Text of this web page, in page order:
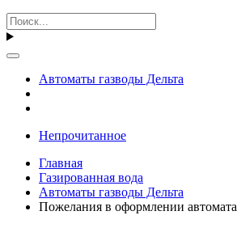
Автоматы газводы Дельта
Непрочитанное
Главная
Газированная вода
Автоматы газводы Дельта
Пожелания в оформлении